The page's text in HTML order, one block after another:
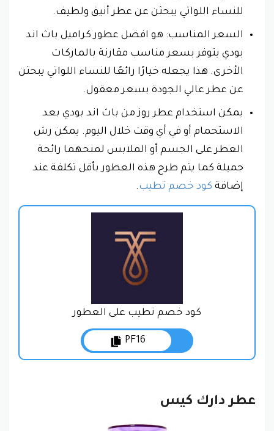
للنساء اللواتي يبحثن عن عطر أنيق ولطيف.
السعر المناسب: هو افضل عطور كراميل باث اند
بودي يتوفر بسعر مناسب مقارنة بالماركات
الأخرى. هذا يجعله خيارًا رائعًا للنساء اللواتي يبحثن
عن عطر عالي الجودة بسعر معقول.
يمكن استخدام عطر روز من باث اند بودي بعد
الاستحمام أو في أي وقت خلال اليوم. يمكن رش
العطر على الجسم أو الملابس لمنحهما رائحة
جميلة كما يتم طرح هذه العطور بأقل تكلفة عند
إضافة كود خصم تطيب.
كود خصم تطيب على العطور
PF16
عطر دارك كيس